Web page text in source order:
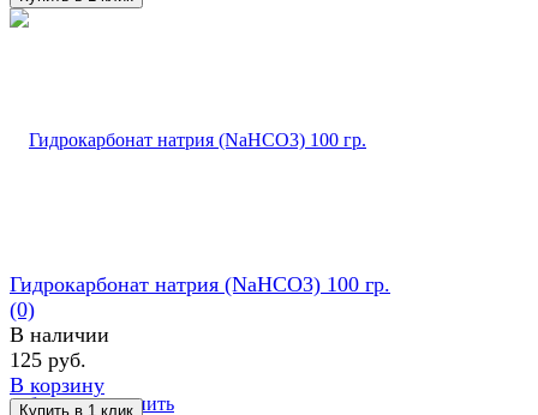
избранное сравнить
Гидрокарбонат натрия (NaHCO3) 100 гр.
(0)
В наличии
125 руб.
В корзину